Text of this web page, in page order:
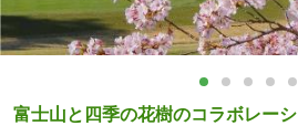
富士山と四季の花樹のコラボレー